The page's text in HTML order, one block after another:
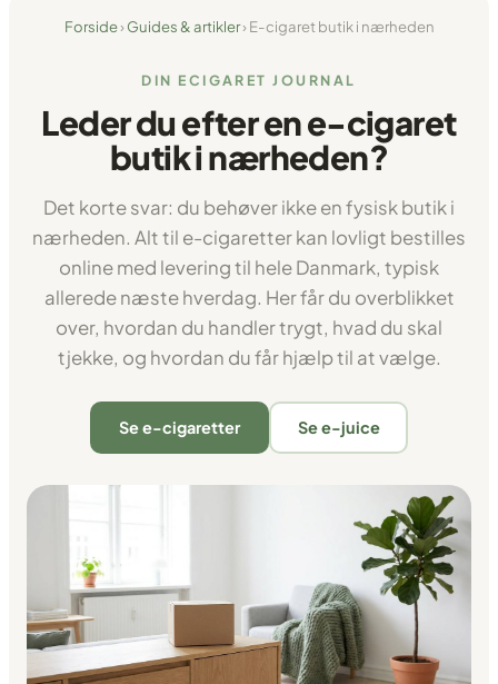
Forside›Guides & artikler› E-cigaret butik i nærheden
DIN ECIGARET JOURNAL
Leder du efter en e-cigaret
butik i nærheden?
Det korte svar: du behøver ikke en fysisk butik i
nærheden. Alt til e-cigaretter kan lovligt bestilles
online med levering til hele Danmark, typisk
allerede næste hverdag. Her får du overblikket
over, hvordan du handler trygt, hvad du skal
tjekke, og hvordan du får hjælp til at vælge.
Se e-cigaretter Se e-juice